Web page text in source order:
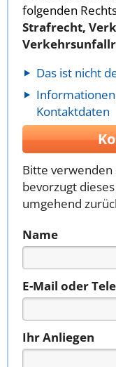
folgenden
Strafrecht,
Das ist nicht
Kontaktdaten
Bitte verwenden
bevorzugt
umgehend
Name
E-Mail oder
Ihr Anliegen